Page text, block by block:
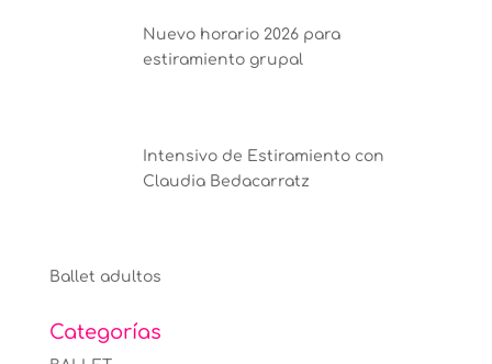
Nuevo horario 2026 para
estiramiento grupal
Intensivo de Estiramiento con
Claudia Bedacarratz
Ballet adultos
Categorías